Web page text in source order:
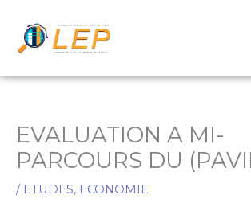
contenu
EVALUATION A MI-
PARCOURS DU
/ ETUDES, ECONOMIE